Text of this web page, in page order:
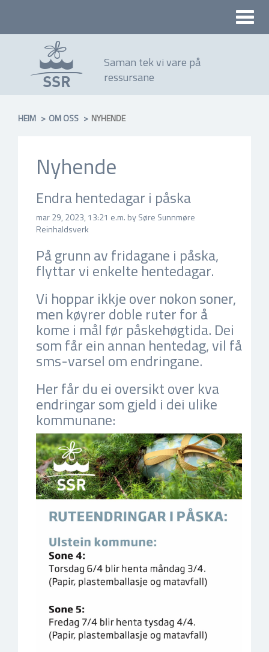
Saman tek vi vare på
ressursane
Toggle
HEIM OM OSS NYHENDE
Nyhende
Endra hentedagar i påska
mar 29, 2023, 13:21 e.m. by Søre Sunnmøre
Reinhaldsverk
På grunn av fridagane i påska,
flyttar vi enkelte hentedagar.
Vi hoppar ikkje over nokon soner,
men køyrer doble ruter for å
kome i mål før påskehøgtida. Dei
som får ein annan hentedag, vil få
sms-varsel om endringane.
Her får du ei oversikt over kva
endringar som gjeld i dei ulike
kommunane: